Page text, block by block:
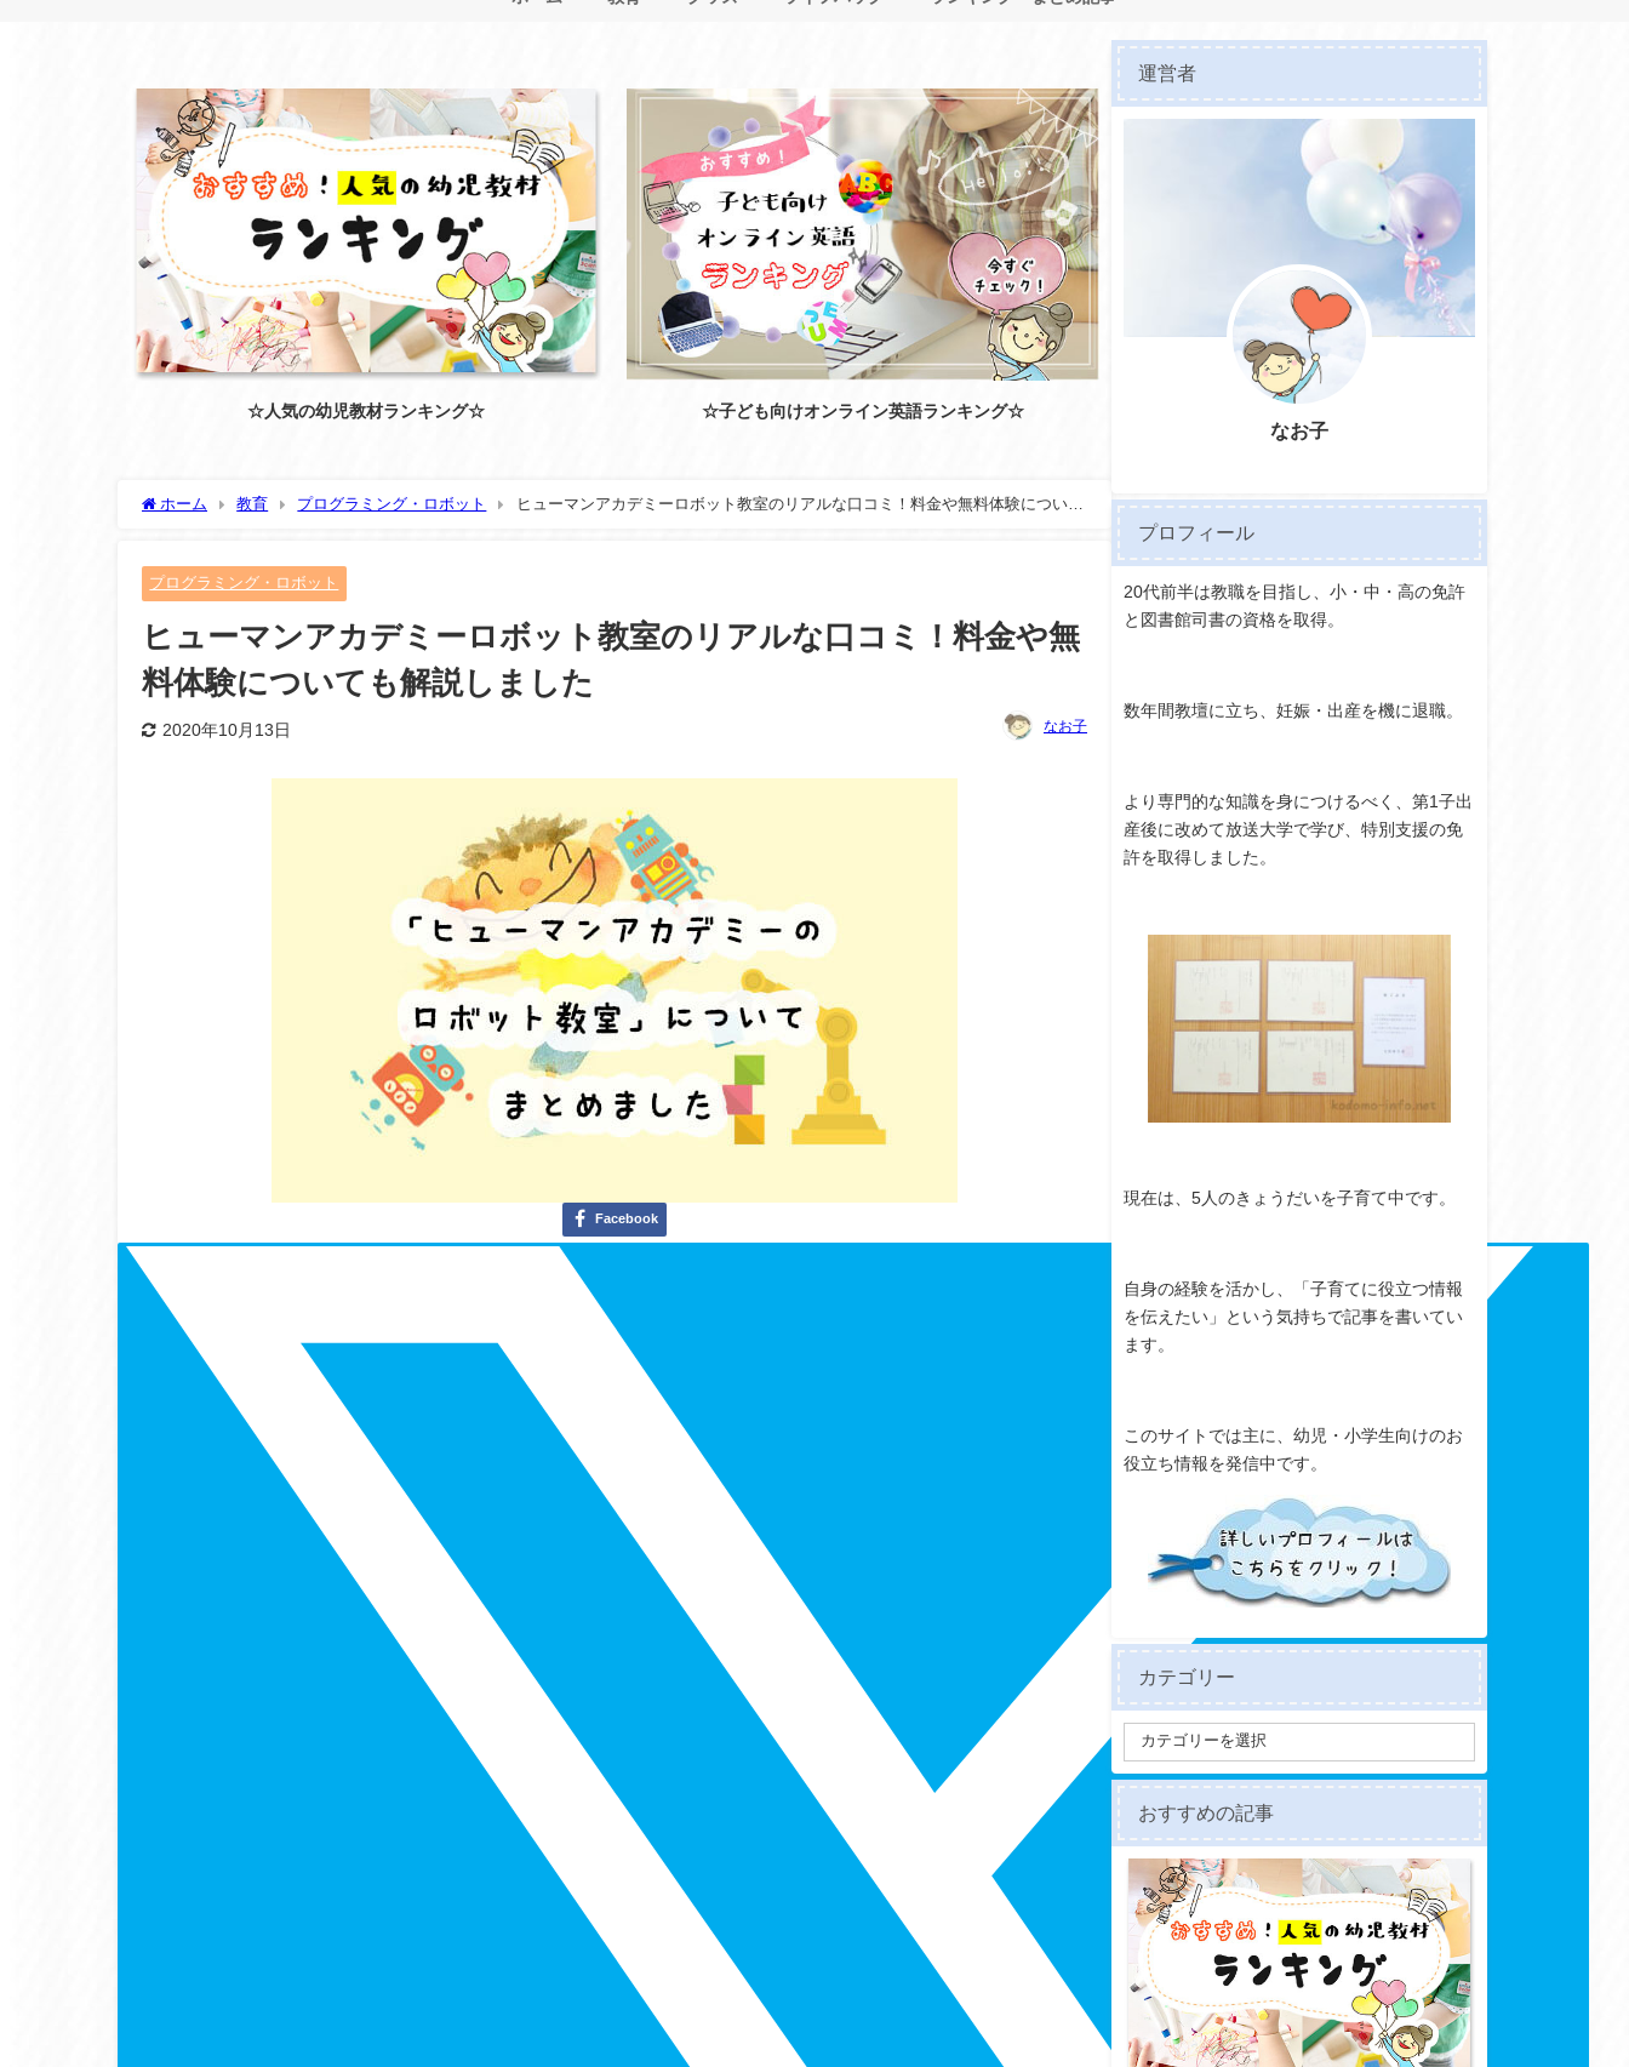
☆人気の幼児教材ランキング☆ ☆子ども向けオンライン英語ランキング☆
ホーム 教育 プログラミング・ロボット
ヒューマンアカデミーロボット教室のリアルな口コミ！料金や無料体験について
プログラミング・ロボット
ヒューマンアカデミーロボット教室のリアルな口コミ！料金や無
料体験についても解説しました
2020年10月13日 なお子
Facebook
運営者
なお子
プロフィール
20代前半は教職を目指し、小・中・高の免許
と図書館司書の資格を取得。
数年間教壇に立ち、妊娠・出産を機に退職。
より専門的な知識を身につけるべく、第1子出
産後に改めて放送大学で学び、特別支援の免
許を取得しました。
現在は、5人のきょうだいを子育て中です。
自身の経験を活かし、「子育てに役立つ情報
を伝えたい」という気持ちで記事を書いてい
ます。
このサイトでは主に、幼児・小学生向けのお
役立ち情報を発信中です。
カテゴリー
おすすめの記事